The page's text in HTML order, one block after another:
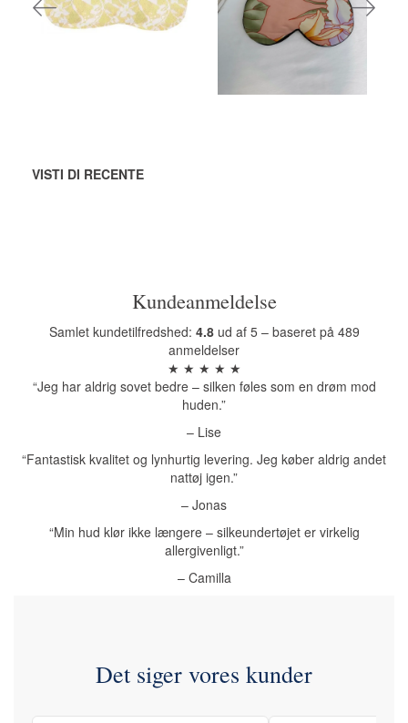
AGGIUNGI
VISTI DI RECENTE
Kundeanmeldelse
Samlet kundetilfredshed: 4.8ud af 5 – baseret på 489
anmeldelser
★ ★ ★ ★ ★
“Jeg har aldrig sovet bedre – silken føles som en drøm mod
huden.”
– Lise
“Fantastisk kvalitet og lynhurtig levering. Jeg køber aldrig andet
nattøj igen.”
– Jonas
“Min hud klør ikke længere – silkeundertøjet er virkelig
allergivenligt.”
– Camilla
Det siger vores kunder